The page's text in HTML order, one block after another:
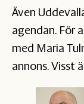
Även
agendan. För
med Maria
annons. Visst